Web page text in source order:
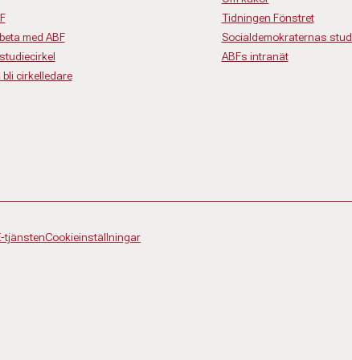
med ABF
bli cirkelledare
Tidningen Fönstret
Socialdemokraternas
ABFs intranät
tjänstenCookieinställningar